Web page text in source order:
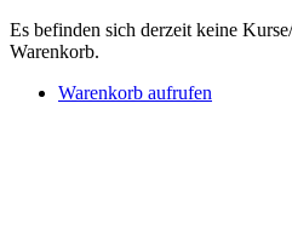
Es befinden sich derzeit keine
Warenkorb.
Warenkorb aufrufen